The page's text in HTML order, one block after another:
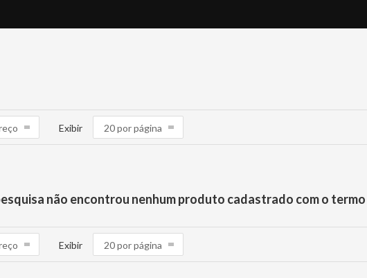
Exibir
não encontrou nenhum produto cadastrado com o
Exibir